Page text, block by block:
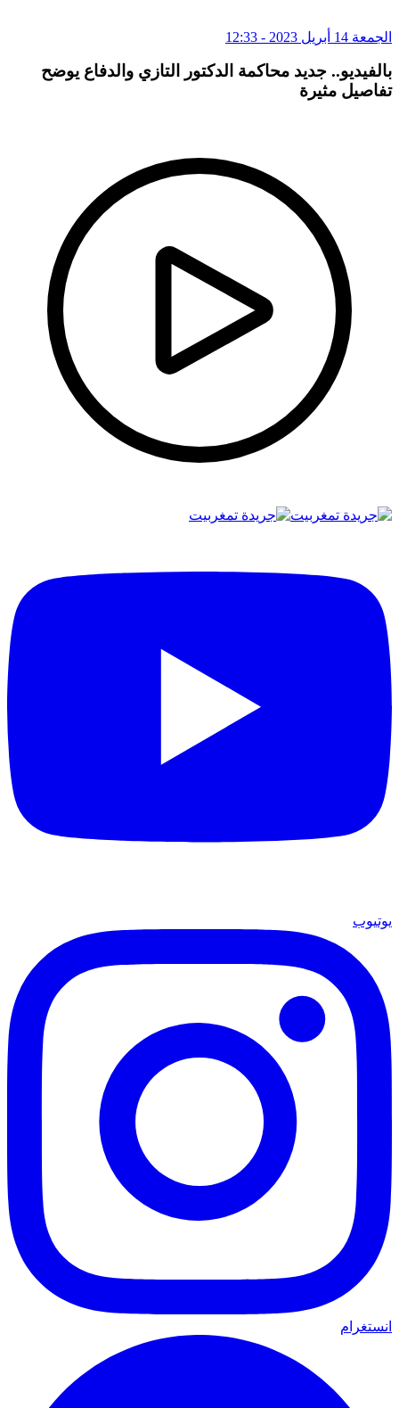
الجمعة 14 أبريل 2023 - 12:33
بالفيديو.. جديد محاكمة الدكتور التازي والدفاع يوضح
تفاصيل مثيرة
يوتيوب
انستغرام